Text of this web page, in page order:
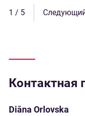
1
Контактная
Diāna Orlovska